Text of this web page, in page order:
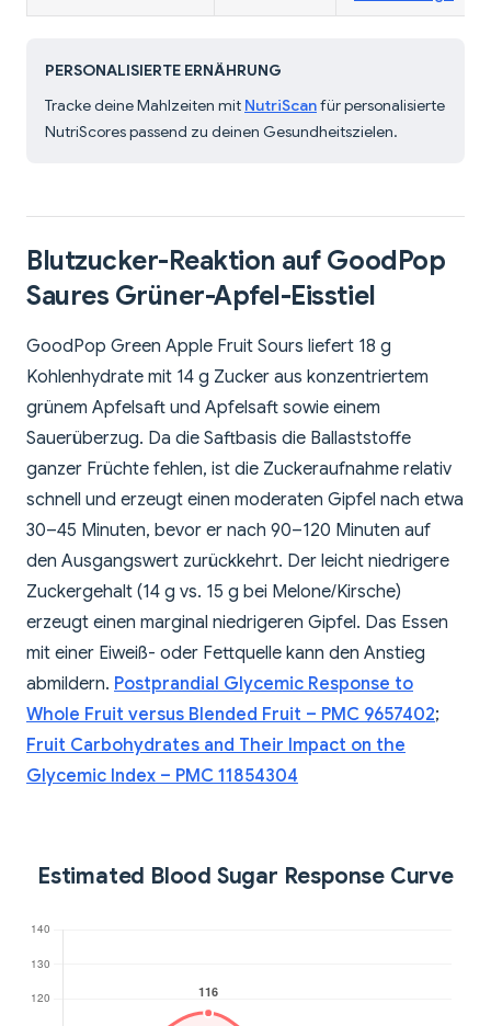
PERSONALISIERTE ERNÄHRUNG
Tracke deine Mahlzeiten mit NutriScanfür personalisierte
NutriScores passend zu deinen Gesundheitszielen.
Blutzucker-Reaktion auf GoodPop
Saures Grüner-Apfel-Eisstiel
GoodPop Green Apple Fruit Sours liefert 18 g
Kohlenhydrate mit 14 g Zucker aus konzentriertem
grünem Apfelsaft und Apfelsaft sowie einem
Sauerüberzug. Da die Saftbasis die Ballaststoffe
ganzer Früchte fehlen, ist die Zuckeraufnahme relativ
schnell und erzeugt einen moderaten Gipfel nach etwa
30–45 Minuten, bevor er nach 90–120 Minuten auf
den Ausgangswert zurückkehrt. Der leicht niedrigere
Zuckergehalt (14 g vs. 15 g bei Melone/Kirsche)
erzeugt einen marginal niedrigeren Gipfel. Das Essen
mit einer Eiweiß- oder Fettquelle kann den Anstieg
abmildern. Postprandial Glycemic Response to
Whole Fruit versus Blended Fruit – PMC 9657402;
Fruit Carbohydrates and Their Impact on the
Glycemic Index – PMC 11854304
Estimated Blood Sugar Response Curve